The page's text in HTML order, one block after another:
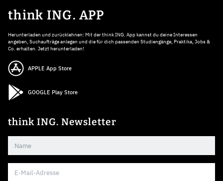
think ING. APP
Herunterladen und zurücklehnen: Mit der think ING. App kannst du deine Interessen
angeben, Suchaufträge anlegen und die für dich passenden Studiengänge, Praktika, Jobs &
Co. erhalten. Jetzt herunterladen!
APPLE App Store
GOOGLE Play Store
think ING. Newsletter